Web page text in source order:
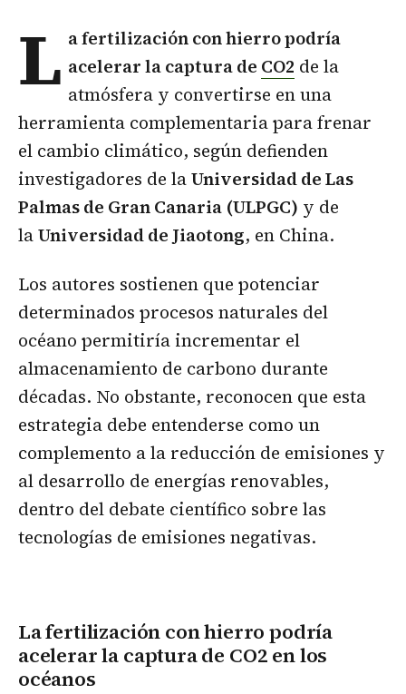
L a fertilización con hierro podría
acelerar la captura de CO2 de la
atmósfera y convertirse en una
herramienta complementaria para frenar
el cambio climático, según defienden
investigadores de laUniversidad de Las
Palmas de Gran Canaria (ULPGC) y de
laUniversidad de Jiaotong, en China.
Los autores sostienen que potenciar
determinados procesos naturales del
océano permitiría incrementar el
almacenamiento de carbono durante
décadas. No obstante, reconocen que esta
estrategia debe entenderse como un
complemento a la reducción de emisiones y
al desarrollo de energías renovables,
dentro del debate científico sobre las
tecnologías de emisiones negativas.
La fertilización con hierro podría
acelerar la captura de CO2 en los
océanos